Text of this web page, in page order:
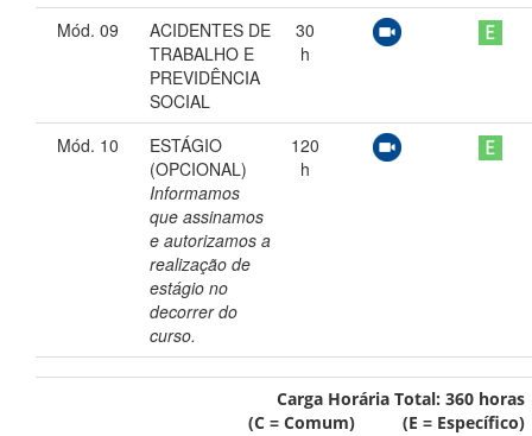
Mód. 09
ACIDENTES DE
TRABALHO E
PREVIDÊNCIA
SOCIAL
30
h
Mód. 10
ESTÁGIO
(OPCIONAL)
Informamos
que assinamos
e autorizamos a
realização de
estágio no
decorrer do
curso.
120
h
Carga Horária Total: 360 horas
(C = Comum) (E = Específico)